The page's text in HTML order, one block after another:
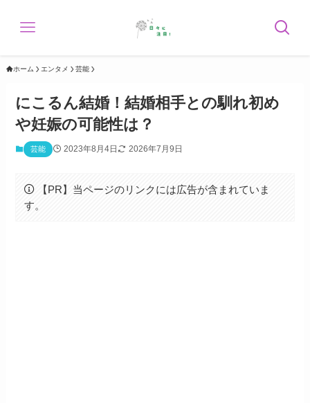
ホーム エンタメ 芸能
にこるん結婚！結婚相手との馴れ初め
や妊娠の可能性は？
芸能 2023年8月4日 2026年7月9日
【PR】当ページのリンクには広告が含まれていま
す。